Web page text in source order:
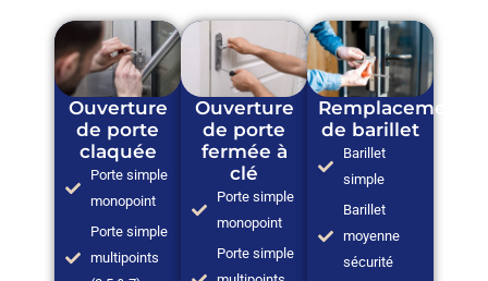
Ouverture
de porte
claquée
Porte simple
monopoint
Porte simple
multipoints
Ouverture
de porte
fermée à
clé
Porte simple
monopoint
Porte simple
Remplacement
de barillet
Barillet
simple
Barillet
moyenne
sécurité